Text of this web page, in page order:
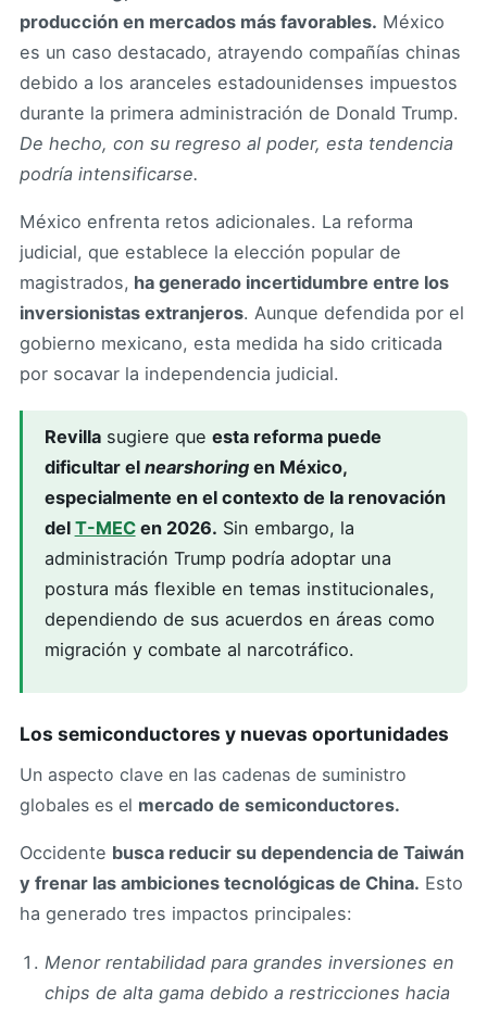
producción en mercados más favorables. México
es un caso destacado, atrayendo compañías chinas
debido a los aranceles estadounidenses impuestos
durante la primera administración de Donald Trump.
De hecho, con su regreso al poder, esta tendencia
podría intensificarse.
México enfrenta retos adicionales. La reforma
judicial, que establece la elección popular de
magistrados, ha generado incertidumbre entre los
inversionistas extranjeros. Aunque defendida por el
gobierno mexicano, esta medida ha sido criticada
por socavar la independencia judicial.
Revillasugiere que esta reforma puede
dificultar el nearshoringen México,
especialmente en el contexto de la renovación
del T-MECen 2026. Sin embargo, la
administración Trump podría adoptar una
postura más flexible en temas institucionales,
dependiendo de sus acuerdos en áreas como
migración y combate al narcotráfico.
Los semiconductores y nuevas oportunidades
Un aspecto clave en las cadenas de suministro
globales es el mercado de semiconductores.
Occidente busca reducir su dependencia de Taiwán
y frenar las ambiciones tecnológicas de China. Esto
ha generado tres impactos principales:
Menor rentabilidad para grandes inversiones en
chips de alta gama debido a restricciones hacia